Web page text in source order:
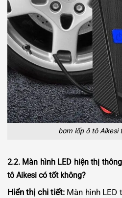
bơm lốp ô tô Aikesi
2.2. Màn hình LED hiện thị
tô Aikesi có tốt không?
Hiển thị chi tiết: Màn hình